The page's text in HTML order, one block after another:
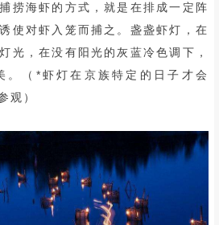
捞海虾的方式，就是在排成一定阵
使对虾入笼而捕之。盏盏虾灯，在
光，在没有阳光的灰蓝冷色调下，
。（*虾灯在京族特定的日子才会
观）